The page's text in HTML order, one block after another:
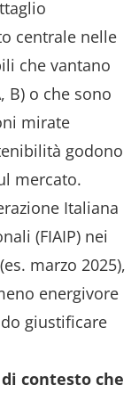
centrale nelle
che vantano
B) o che sono
mirate
godono
mercato.
Italiana
(FIAIP) nei
marzo 2025),
energivore
giustificare
contesto che